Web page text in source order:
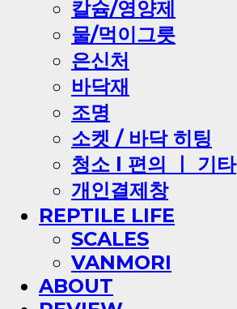
칼슘/영양제
물/먹이그릇
은신처
바닥재
조명
소켓 / 바닥 히팅
청소 l 편의 ㅣ 기타
개인결제창
REPTILE LIFE
SCALES
VANMORI
ABOUT